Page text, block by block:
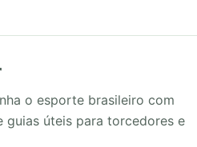
o esporte brasileiro com
guias úteis para torcedores e